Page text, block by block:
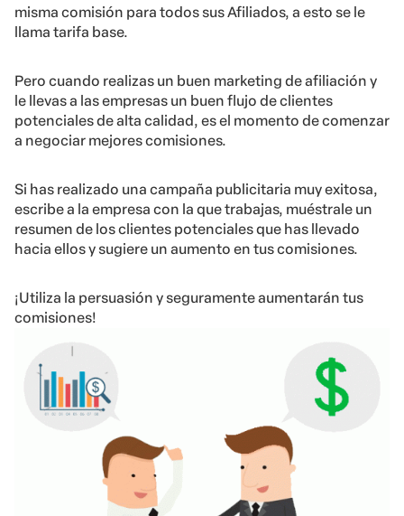
misma comisión para todos sus Afiliados, a esto se le
llama tarifa base.
Pero cuando realizas un buen marketing de afiliación y
le llevas a las empresas un buen flujo de clientes
potenciales de alta calidad, es el momento de comenzar
a negociar mejores comisiones.
Si has realizado una campaña publicitaria muy exitosa,
escribe a la empresa con la que trabajas, muéstrale un
resumen de los clientes potenciales que has llevado
hacia ellos y sugiere un aumento en tus comisiones.
¡Utiliza la persuasión y seguramente aumentarán tus
comisiones!